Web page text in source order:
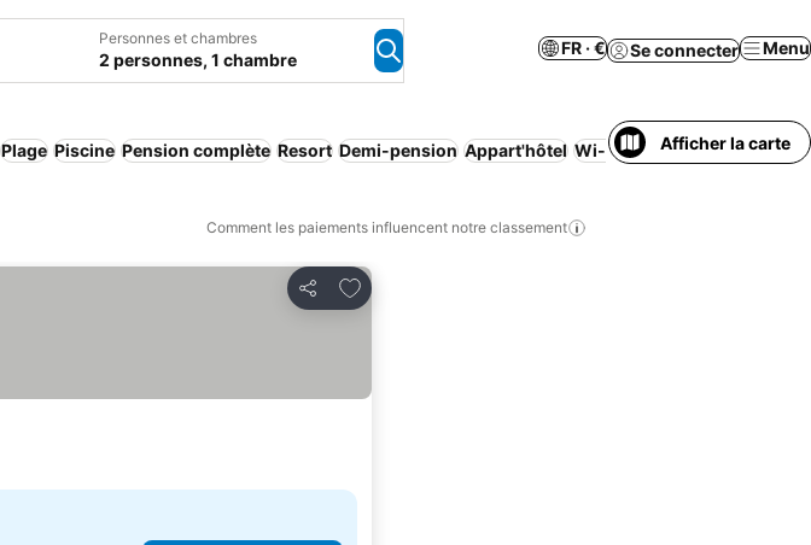
Personnes et chambres
2 personnes, 1 chambre
FR · € Se connecter Menu
Plage Piscine Pension complète Resort Demi-pension Appart'hôtel Wi-Fi FamillesAfficher la carte
Comment les paiements influencent notre classement
Partager
Ajouter à mes favoris